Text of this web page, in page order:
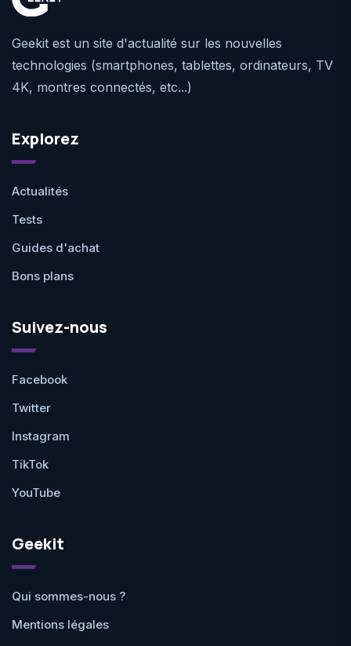
Geekit est un site d'actualité sur les nouvelles
technologies (smartphones, tablettes, ordinateurs, TV
4K, montres connectés, etc...)
Explorez
Actualités
Tests
Guides d'achat
Bons plans
Suivez-nous
Facebook
Twitter
Instagram
TikTok
YouTube
Geekit
Qui sommes-nous ?
Mentions légales